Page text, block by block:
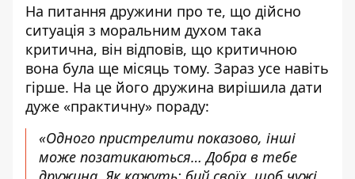
На питання дружини про те, що дійсно
ситуація з моральним духом така
критична, він відповів, що критичною
вона була ще місяць тому. Зараз усе навіть
гірше. На це його дружина вирішила дати
дуже «практичну» пораду:
«Одного пристрелити показово, інші
може позатикаються… Добра в тебе